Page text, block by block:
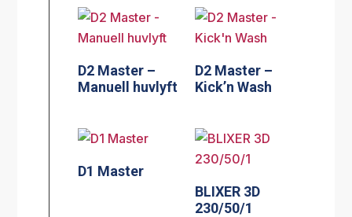
D2 Master –
Manuell huvlyft
D2 Master –
Kick’n Wash
D1 Master
BLIXER 3D
230/50/1